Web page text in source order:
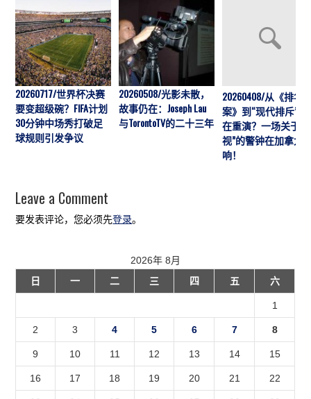
20260717/世界杯决赛
要变超级碗？FIFA计划
30分钟中场秀打破足
球规则引发争议
20260508/光影未散，
故事仍在：Joseph Lau
与TorontoTV的二十三年
20260408/从《排华
案》到“现代排斥”历
在重演？一场关于“
视”的警钟在加拿大
响！
Leave a Comment
要发表评论，您必须先登录。
2026年 8月
日
一 二 三 四 五 六
1
2 3 4 5 6 7 8
9 10 11 12 13 14 15
16 17 18 19 20 21 22